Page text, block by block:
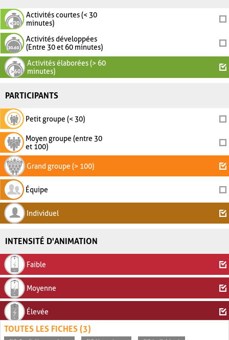
Activités courtes (< 30
minutes)
Activités développées
(Entre 30 et 60 minutes)
Activités élaborées (> 60
minutes)
PARTICIPANTS
Petit groupe (< 30)
Moyen groupe (entre 30
et 100)
Grand groupe (> 100)
Équipe
Individuel
INTENSITÉ D'ANIMATION
Faible
Moyenne
Élevée
TOUTES LES FICHES (3)